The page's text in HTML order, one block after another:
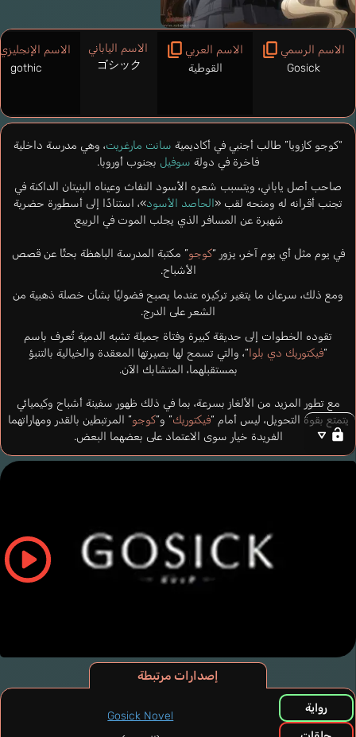
“كوجو كازويا” طالب أجنبي في أكاديمية سانت مارغريت، وهي مدرسة داخلية
فاخرة في دولة سوفيل بجنوب أوروبا.
صاحب أصل ياباني، ويتسبب شعره الأسود النفاث وعيناه البنيتان الداكنة في
تجنب أقرانه له ومنحه لقب «الحاصد الأسود»، استنادًا إلى أسطورة حضرية
شهيرة عن المسافر الذي يجلب الموت في الربيع.
في يوم مثل أي يوم آخر، يزور “كوجو” مكتبة المدرسة الباهظة بحثًا عن قصص
الأشباح.
ومع ذلك، سرعان ما يتغير تركيزه عندما يصبح فضوليًا بشأن خصلة ذهبية من
الشعر على الدرج.
تقوده الخطوات إلى حديقة كبيرة وفتاة جميلة تشبه الدمية تُعرف باسم
“فيكتوريك دي بلوا“، والتي تسمح لها بصيرتها المعقدة والخيالية بالتنبؤ
بمستقبلهما، المتشابك الآن.
مع تطور المزيد من الألغاز بسرعة، بما في ذلك ظهور سفينة أشباح وكيميائي
يتمتع بقوة التحويل، ليس أمام “فيكتوريك” و”كوجو” المرتبطين بالقدر ومهاراتهما
الفريدة خيار سوى الاعتماد على بعضهما البعض.
الاسم الرسمي
Gosick
الاسم العربي
القوطية
الاسم الياباني
ゴシック
الاسم الإنجليزي
gothic
إصدارات مرتبطة
رواية
Gosick Novel